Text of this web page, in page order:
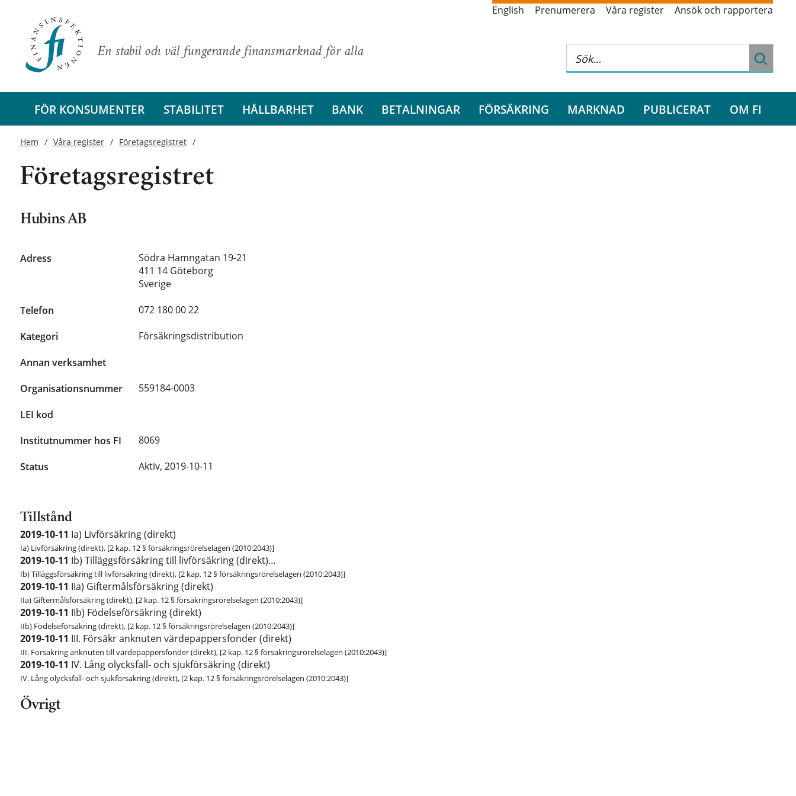
En stabil och väl fungerande finansmarknad för alla
English Prenumerera Våra register Ansök och rapportera
FÖR KONSUMENTER STABILITET HÅLLBARHET BANK BETALNINGAR FÖRSÄKRING MARKNAD PUBLICERAT OM FI
Hem Våra register Företagsregistret
Företagsregistret
Hubins AB
Adress
Södra Hamngatan 19-21
411 14 Göteborg
Sverige
Telefon 072 180 00 22
Kategori Försäkringsdistribution
Annan verksamhet
Organisationsnummer
559184-0003
LEI kod
Institutnummer hos FI
8069
Status Aktiv, 2019-10-11
Tillstånd
2019-10-11 Ia) Livförsäkring (direkt)
Ia) Livförsäkring (direkt), [2 kap. 12 § försäkringsrörelselagen (2010:2043)]
2019-10-11 Ib) Tilläggsförsäkring till livförsäkring (direkt)…
Ib) Tilläggsförsäkring till livförsäkring (direkt), [2 kap. 12 § försäkringsrörelselagen (2010:2043)]
2019-10-11 IIa) Giftermålsförsäkring (direkt)
IIa) Giftermålsförsäkring (direkt), [2 kap. 12 § försäkringsrörelselagen (2010:2043)]
2019-10-11 IIb) Födelseförsäkring (direkt)
IIb) Födelseförsäkring (direkt), [2 kap. 12 § försäkringsrörelselagen (2010:2043)]
2019-10-11 III. Försäkr anknuten värdepappersfonder (direkt)
III. Försäkring anknuten till värdepappersfonder (direkt), [2 kap. 12 § försäkringsrörelselagen (2010:2043)]
2019-10-11 IV. Lång olycksfall- och sjukförsäkring (direkt)
IV. Lång olycksfall- och sjukförsäkring (direkt), [2 kap. 12 § försäkringsrörelselagen (2010:2043)]
Övrigt